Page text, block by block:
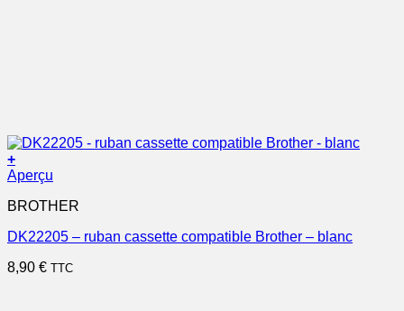
+
Aperçu
BROTHER
DK22205 – ruban cassette compatible Brother – blanc
8,90 € TTC